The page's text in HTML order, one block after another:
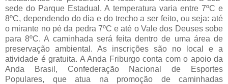
sede do Parque Estadual. A temperatura varia entre 7ºC e
8ºC, dependendo do dia e do trecho a ser feito, ou seja: até
o mirante no pé da pedra 7ºC e até o Vale dos Deuses sobe
para 8ºC. A caminhada será feita dentro de uma área de
preservação ambiental. As inscrições são no local e a
atividade é gratuita. A Anda Friburgo conta com o apoio da
Anda Brasil, Confederação Nacional de Esportes
Populares, que atua na promoção de caminhadas